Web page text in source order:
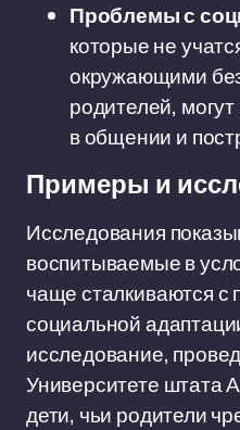
Проблемы с
которые не
окружающими
родителей,
в общении и
Примеры и
Исследования
воспитываемые в
чаще сталкиваются с
социальной
исследование,
Университете штата
дети, чьи родители